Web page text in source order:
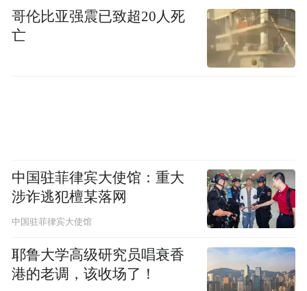
哥伦比亚强震已致超20人死
亡
中国驻菲律宾大使馆：重大
涉诈逃犯檀某落网
中国驻菲律宾大使馆
耶鲁大学高级研究员唱衰香
港的老调，该收场了！